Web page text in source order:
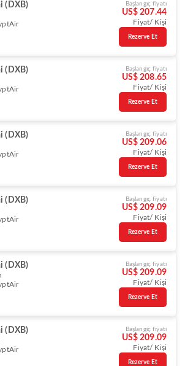
(DXB) Başlangıç fiyatı
US$ 207.44
Fiyat/ Kişi
Rezerve Et
(DXB) Başlangıç fiyatı
US$ 208.65
Fiyat/ Kişi
Rezerve Et
(DXB) Başlangıç fiyatı
US$ 209.06
Fiyat/ Kişi
Rezerve Et
(DXB) Başlangıç fiyatı
US$ 209.09
Fiyat/ Kişi
Rezerve Et
(DXB) Başlangıç fiyatı
US$ 209.09
Fiyat/ Kişi
Rezerve Et
(DXB) Başlangıç fiyatı
US$ 209.09
Fiyat/ Kişi
Rezerve Et